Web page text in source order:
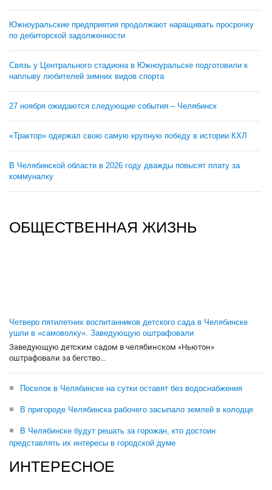
Южноуральские предприятия продолжают наращивать просрочку
по дебиторской задолженности
Связь у Центрального стадиона в Южноуральске подготовили к
наплыву любителей зимних видов спорта
27 ноября ожидаются следующие события – Челябинск
«Трактор» одержал свою самую крупную победу в истории КХЛ
В Челябинской области в 2026 году дважды повысят плату за
коммуналку
ОБЩЕСТВЕННАЯ ЖИЗНЬ
Четверо пятилетних воспитанников детского сада в Челябинске
ушли в «самоволку». Заведующую оштрафовали
Заведующую детским садом в челябинском «Ньютон»
оштрафовали за бегство...
Поселок в Челябинске на сутки оставят без водоснабжения
В пригороде Челябинска рабочего засыпало землей в колодце
В Челябинске будут решать за горожан, кто достоин
представлять их интересы в городской думе
ИНТЕРЕСНОЕ